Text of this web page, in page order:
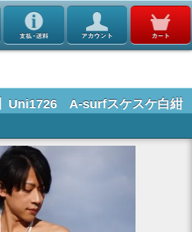
】Uni1726 A-surfスケスケ白紺